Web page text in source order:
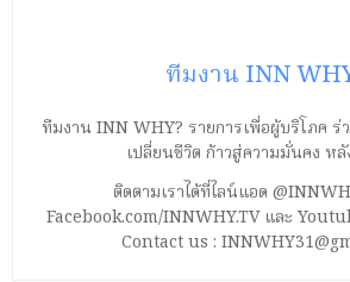
ทีมงาน INN
ทีมงาน INN WHY? รายการเพื่อผู้บริโภค ร่
เปลี่ยนชีวิต ก้าวสู่ความมั่นคง ห
ติดตามเราได้ที่ไลน์แอด
Facebook.com/INNWHY.TV และ
Contact us :